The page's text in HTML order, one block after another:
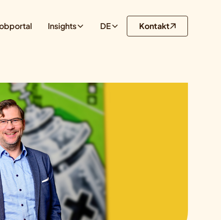
Insights DE Kontakt